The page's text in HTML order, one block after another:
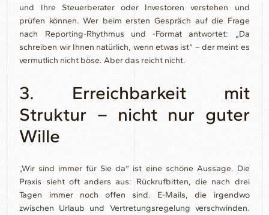
und Ihre Steuerberater oder Investoren verstehen und
prüfen können. Wer beim ersten Gespräch auf die Frage
nach Reporting-Rhythmus und -Format antwortet: „Da
schreiben wir Ihnen natürlich, wenn etwas ist“ – der meint es
vermutlich nicht böse. Aber das reicht nicht.
3. Erreichbarkeit mit
Struktur – nicht nur guter
Wille
„Wir sind immer für Sie da“ ist eine schöne Aussage. Die
Praxis sieht oft anders aus: Rückrufbitten, die nach drei
Tagen immer noch offen sind. E-Mails, die irgendwo
zwischen Urlaub und Vertretungsregelung verschwinden.